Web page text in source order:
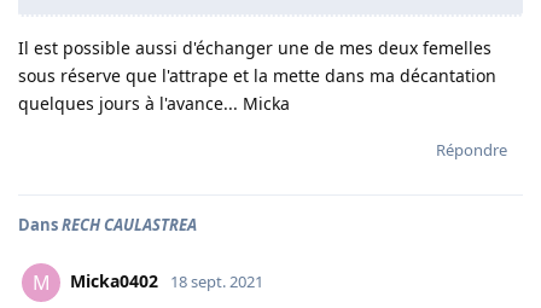
Il est possible aussi d'échanger une de mes deux femelles
sous réserve que l'attrape et la mette dans ma décantation
quelques jours à l'avance... Micka
Répondre
DansRECH CAULASTREA
M Micka0402 18 sept. 2021